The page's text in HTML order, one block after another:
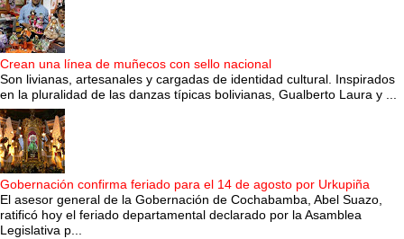
Crean una línea de muñecos con sello nacional
Son livianas, artesanales y cargadas de identidad cultural. Inspirados
en la pluralidad de las danzas típicas bolivianas, Gualberto Laura y ...
Gobernación confirma feriado para el 14 de agosto por Urkupiña
El asesor general de la Gobernación de Cochabamba, Abel Suazo,
ratificó hoy el feriado departamental declarado por la Asamblea
Legislativa p...